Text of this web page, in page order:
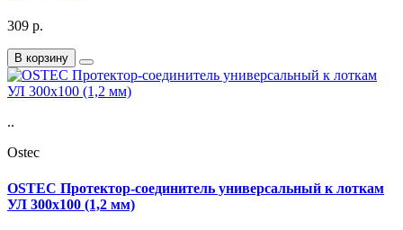
309 р.
В корзину
..
Ostec
OSTEC Протектор-соединитель универсальный к лоткам
УЛ 300х100 (1,2 мм)